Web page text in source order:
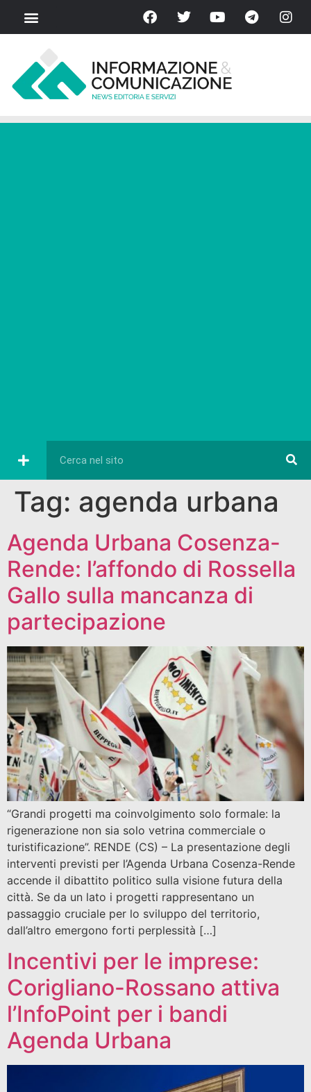
Tag: agenda urbana
Agenda Urbana Cosenza-
Rende: l’affondo di Rossella
Gallo sulla mancanza di
partecipazione
“Grandi progetti ma coinvolgimento solo formale: la
rigenerazione non sia solo vetrina commerciale o
turistificazione”. RENDE (CS) – La presentazione degli
interventi previsti per l’Agenda Urbana Cosenza-Rende
accende il dibattito politico sulla visione futura della
città. Se da un lato i progetti rappresentano un
passaggio cruciale per lo sviluppo del territorio,
dall’altro emergono forti perplessità […]
Incentivi per le imprese:
Corigliano-Rossano attiva
l’InfoPoint per i bandi
Agenda Urbana